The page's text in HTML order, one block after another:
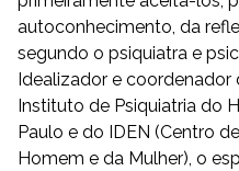
autoconhecimento, da
segundo o psiquiatra e
Idealizador e coordenador
Instituto de Psiquiatria do
Paulo e do IDEN (Centro
Homem e da Mulher), o